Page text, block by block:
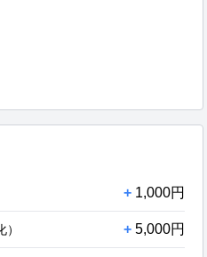
+ 1,000円
+ 5,000円